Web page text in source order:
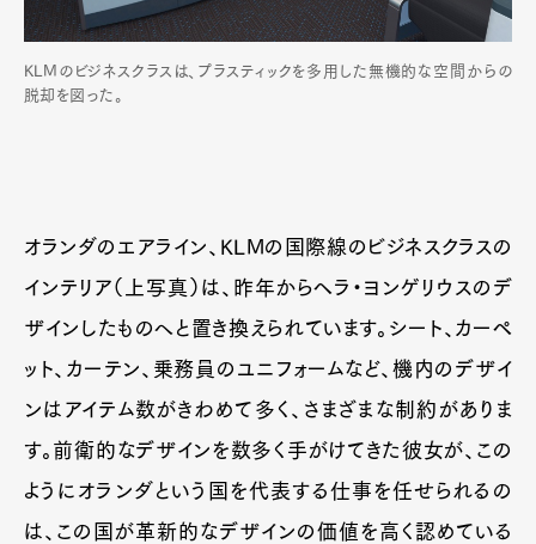
KLMのビジネスクラスは、プラスティックを多用した無機的な空間からの
脱却を図った。
オランダのエアライン、KLMの国際線のビジネスクラスの
インテリア（上写真）は、昨年からヘラ・ヨンゲリウスのデ
ザインしたものへと置き換えられています。シート、カーペ
ット、カーテン、乗務員のユニフォームなど、機内のデザイ
ンはアイテム数がきわめて多く、さまざまな制約がありま
す。前衛的なデザインを数多く手がけてきた彼女が、この
ようにオランダという国を代表する仕事を任せられるの
は、この国が革新的なデザインの価値を高く認めている